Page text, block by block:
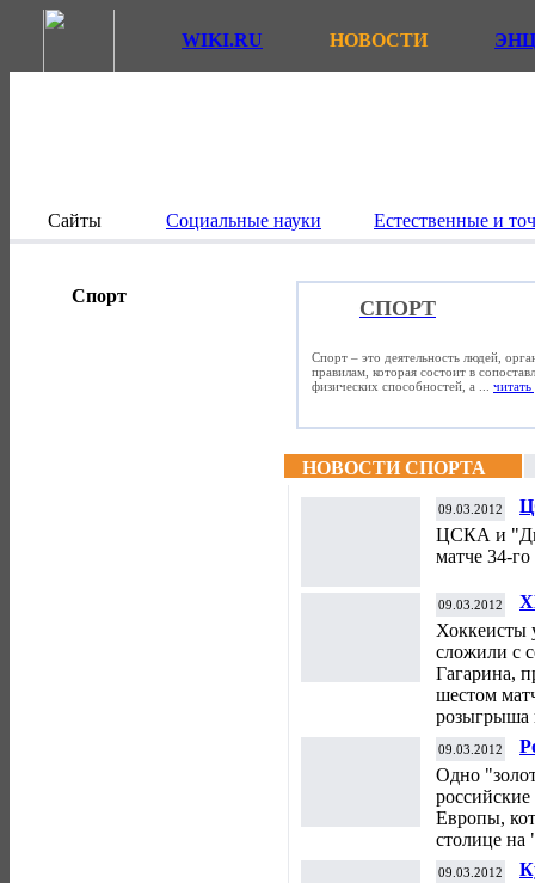
WIKI.RU НОВОСТИ
Сайты Социальные науки Естественные и
Спорт
СПОРТ
Спорт – это деятельность людей,
правилам, которая состоит в
физических способностей, а ... читать
НОВОСТИ СПОРТА
09.03.2012
ЦСКА и
матче 34-
09.03.2012
Хоккеисты
сложили с
Гагарина,
шестом
розыгрыша
09.03.2012
Одно
Европы,
столице на
09.03.2012